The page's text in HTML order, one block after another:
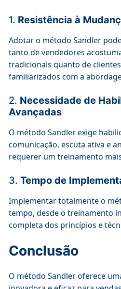
1. Resistência à
Adotar o método Sandler
tanto de vendedores
tradicionais quanto de
familiarizados com a
2. Necessidade de
Avançadas
O método Sandler exige
comunicação, escuta ativa e
requerer um treinamento
3. Tempo de
Implementar totalmente o
tempo, desde o treinamento
completa dos princípios e
Conclusão
O método Sandler oferece